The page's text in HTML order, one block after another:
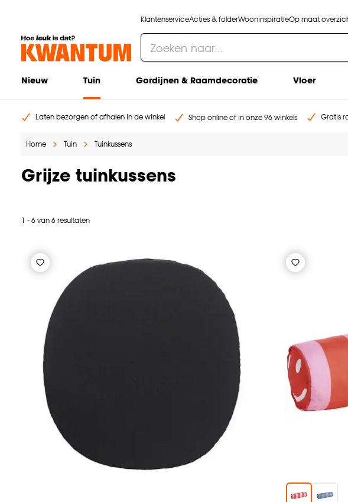
KlantenserviceActies & folderWooninspiratieOp maat
Nieuw Tuin Gordijnen & Raamdecoratie Vloer
Laten bezorgen of afhalen in de winkel Shop online of in onze 96 winkels Gratis
Home Tuin Tuinkussens
Grijze tuinkussens
1 - 6 van 6 resultaten